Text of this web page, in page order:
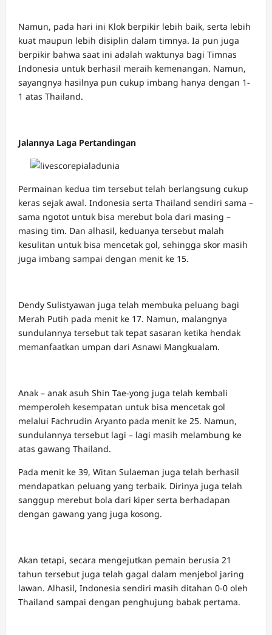
Namun, pada hari ini Klok berpikir lebih baik, serta lebih
kuat maupun lebih disiplin dalam timnya. Ia pun juga
berpikir bahwa saat ini adalah waktunya bagi Timnas
Indonesia untuk berhasil meraih kemenangan. Namun,
sayangnya hasilnya pun cukup imbang hanya dengan 1-
1 atas Thailand.
Jalannya Laga Pertandingan
Permainan kedua tim tersebut telah berlangsung cukup
keras sejak awal. Indonesia serta Thailand sendiri sama –
sama ngotot untuk bisa merebut bola dari masing –
masing tim. Dan alhasil, keduanya tersebut malah
kesulitan untuk bisa mencetak gol, sehingga skor masih
juga imbang sampai dengan menit ke 15.
Dendy Sulistyawan juga telah membuka peluang bagi
Merah Putih pada menit ke 17. Namun, malangnya
sundulannya tersebut tak tepat sasaran ketika hendak
memanfaatkan umpan dari Asnawi Mangkualam.
Anak – anak asuh Shin Tae-yong juga telah kembali
memperoleh kesempatan untuk bisa mencetak gol
melalui Fachrudin Aryanto pada menit ke 25. Namun,
sundulannya tersebut lagi – lagi masih melambung ke
atas gawang Thailand.
Pada menit ke 39, Witan Sulaeman juga telah berhasil
mendapatkan peluang yang terbaik. Dirinya juga telah
sanggup merebut bola dari kiper serta berhadapan
dengan gawang yang juga kosong.
Akan tetapi, secara mengejutkan pemain berusia 21
tahun tersebut juga telah gagal dalam menjebol jaring
lawan. Alhasil, Indonesia sendiri masih ditahan 0-0 oleh
Thailand sampai dengan penghujung babak pertama.